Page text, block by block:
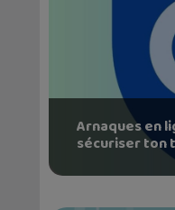
Arnaques en
sécuriser ton